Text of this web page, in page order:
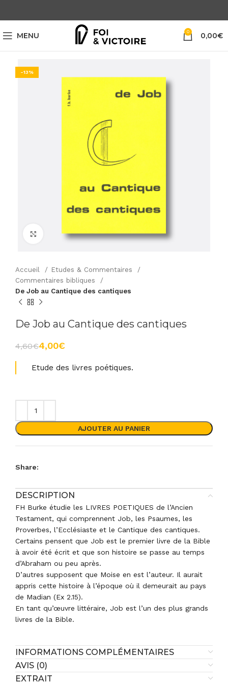
MENU 0 0,00€
-13%
Agrandir
Accueil
Etudes & Commentaires
Commentaires bibliques
De Job au Cantique des cantiques
De Job au Cantique des cantiques
4,60€4,00€
Etude des livres poétiques.
AJOUTER AU PANIER
Share:
DESCRIPTION
FH Burke étudie les LIVRES POETIQUES de l’Ancien
Testament, qui comprennent Job, les Psaumes, les
Proverbes, l’Ecclésiaste et le Cantique des cantiques.
Certains pensent que Job est le premier livre de la Bible
à avoir été écrit et que son histoire se passe au temps
d’Abraham ou peu après.
D’autres supposent que Moise en est l’auteur. Il aurait
appris cette histoire à l’époque où il demeurait au pays
de Madian (Ex 2.15).
En tant qu’œuvre littéraire, Job est l’un des plus grands
livres de la Bible.
INFORMATIONS COMPLÉMENTAIRES
AVIS (0)
EXTRAIT